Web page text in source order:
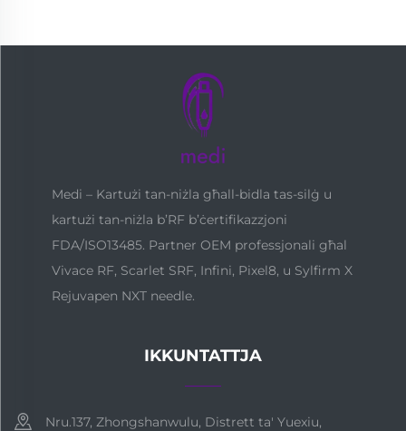
Medi – Kartużi tan-niżla għall-bidla tas-silġ u
kartużi tan-niżla b’RF b’ċertifikazzjoni
FDA/ISO13485. Partner OEM professjonali għal
Vivace RF, Scarlet SRF, Infini, Pixel8, u Sylfirm X
Rejuvapen NXT needle.
IKKUNTATTJA
Nru.137, Zhongshanwulu, Distrett ta' Yuexiu,